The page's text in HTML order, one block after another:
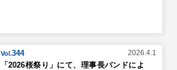
Vol.344
「2026桜祭り」にて、理事長バンドによ
2026.4.1